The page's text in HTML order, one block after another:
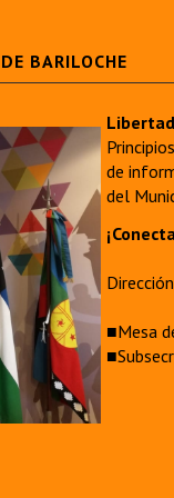
BARILOCHE
de
del
■Mesa